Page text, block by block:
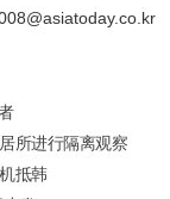
所进行隔离观察
抵韩